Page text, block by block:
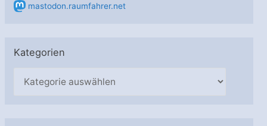
mastodon.raumfahrer.net
Kategorien